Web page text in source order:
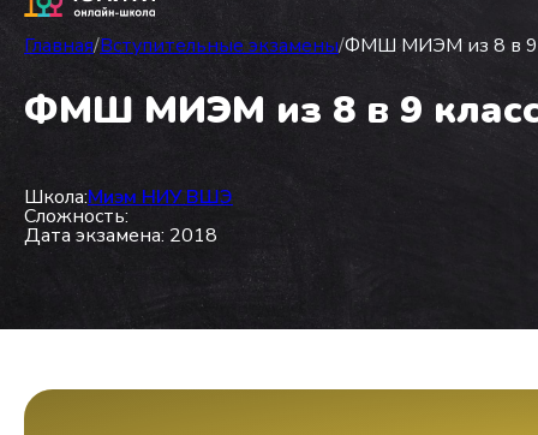
Главная/Вступительные экзамены/ФМШ МИЭМ из 8 в 9
ФМШ МИЭМ из 8 в 9 класс
Школа:Миэм НИУ ВШЭ
Сложность:
Дата экзамена: 2018